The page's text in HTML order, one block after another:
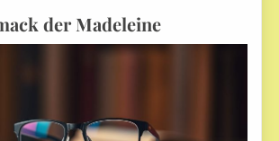
der Madeleine